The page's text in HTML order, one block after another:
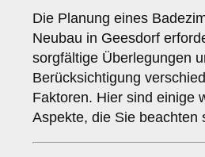
Die Planung eines
Neubau in Geesdorf
sorgfältige Überlegungen
Berücksichtigung
Faktoren. Hier sind einige
Aspekte, die Sie beachten